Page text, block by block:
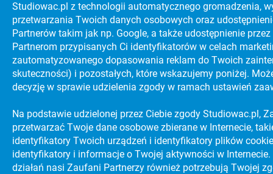
Studiowac.pl z technologii automatycznego gromadzenia,
przetwarzania Twoich danych osobowych oraz
Partnerów takim jak np. Google, a także udostępnienie
Partnerom przypisanych Ci identyfikatorów w celach
zautoma­tyzo­wanego dopasowania reklam do Twoich
skuteczności) i pozostałych, które wskazujemy poniżej.
decyzję w sprawie udzielenia zgody w ramach ustawień
Na podstawie udzielonej przez Ciebie zgody Studiowac.pl,
przetwarzać Twoje dane osobowe zbierane w Internecie,
identyfikatory Twoich urządzeń i identyfikatory plików
identyfikatory i informacje o Twojej aktywności w
działań nasi Zaufani Partnerzy również potrzebują Twojej